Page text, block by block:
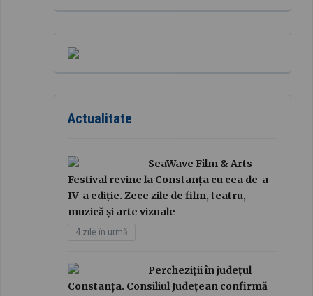
Actualitate
SeaWave Film & Arts
Festival revine la Constanța cu cea de-a
IV-a ediție. Zece zile de film, teatru,
muzică și arte vizuale
4 zile în urmă
Percheziții în județul
Constanța. Consiliul Județean confirmă